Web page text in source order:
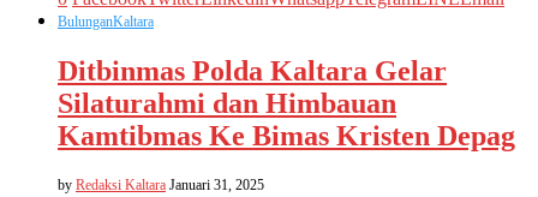
BulunganKaltara
Ditbinmas Polda Kaltara Gelar
Silaturahmi dan Himbauan
Kamtibmas Ke Bimas Kristen Depag
by Redaksi Kaltara Januari 31, 2025